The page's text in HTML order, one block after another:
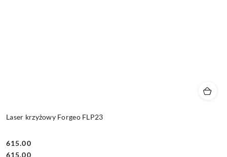
Laser krzyżowy Forgeo FLP23
Cena:
615.00
Cena:
615.00